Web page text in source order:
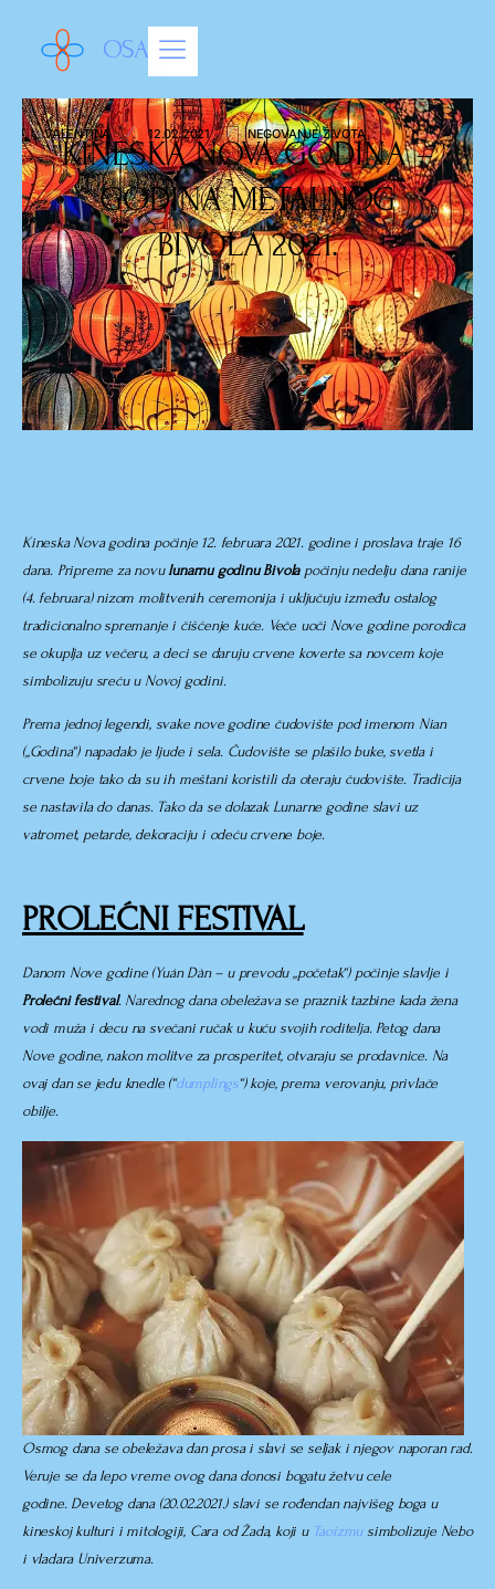
OSAM
VALENTINA / 12.02.2021 / NEGOVANJE ŽIVOTA
KINESKA NOVA GODINA –
GODINA METALNOG
BIVOLA 2021.
Kineska Nova godina počinje 12. februara 2021. godine i proslava traje 16
dana. Pripreme za novulunarnu godinu Bivolapočinju nedelju dana ranije
(4. februara) nizom molitvenih ceremonija i uključuju između ostalog
tradicionalno spremanje i čišćenje kuće. Veče uoči Nove godine porodica
se okuplja uz večeru, a deci se daruju crvene koverte sa novcem koje
simbolizuju sreću u Novoj godini.
Prema jednoj legendi, svake nove godine čudovište pod imenom Nian
(„Godina“) napadalo je ljude i sela. Čudovište se plašilo buke, svetla i
crvene boje tako da su ih meštani koristili da oteraju čudovište. Tradicija
se nastavila do danas. Tako da se dolazak Lunarne godine slavi uz
vatromet, petarde, dekoraciju i odeću crvene boje.
PROLEĆNI FESTIVAL
Danom Nove godine (Yuán Dàn – u prevodu „početak“) počinje slavlje i
Prolećni festival. Narednog dana obeležava se praznik tazbine kada žena
vodi muža i decu na svečani ručak u kuću svojih roditelja. Petog dana
Nove godine, nakon molitve za prosperitet, otvaraju se prodavnice. Na
ovaj dan se jedu knedle (“dumplings“) koje, prema verovanju, privlače
obilje.
Osmog dana se obeležava dan prosa i slavi se seljak i njegov naporan rad.
Veruje se da lepo vreme ovog dana donosi bogatu žetvu cele
godine. Devetog dana (20.02.2021.) slavi se rođendan najvišeg boga u
kineskoj kulturi i mitologiji, Cara od Žada, koji u Taoizmusimbolizuje Nebo
i vladara Univerzuma.